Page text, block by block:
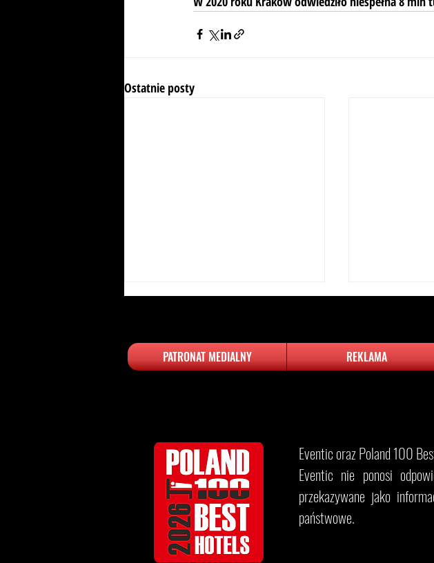
Ostatnie posty
Hotelowej PI
Gości.
PATRONAT MEDIALNY REKLAMA
​​​Eventic oraz Poland 100
Eventic nie ponosi
przekazywane jako
państwowe.